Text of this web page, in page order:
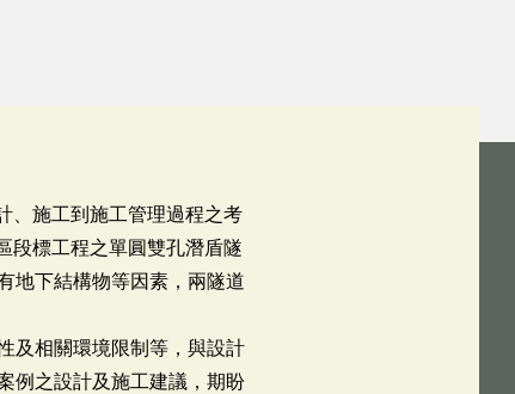
、施工到施工管理過程之考
段標工程之單圓雙孔潛盾隧
地下結構物等因素，兩隧道
及相關環境限制等，與設計
例之設計及施工建議，期盼